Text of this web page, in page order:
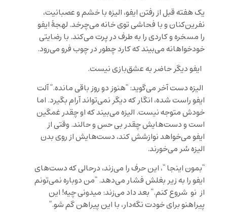
یک هفته قبل از رفتن ایفو، الیزه با خشم و عصبانیت،
نفرین‌کنان و با فحاشی توی خانه می‌چرخد. لهجۀ ایفو
را مسخره و کاردی را به طرف در پرت می‌کند. با رضایتی
خودخواهانه می‌بیند که کارد چطور در چوب فرو می‌رود.
ایفو دیگر حاضر به عشق‌بازی نیست.
الیزه دست آخر می‌گوید: “هنوز دو روز باقی مانده.” آلت
ایفو راست شده، انگار که دیگر نمی‌تواند آرام بگیرد. اما
خودش متوجه نیست. الیزه می‌بیند که او چقدر غمگین
است و دست‌هایش چقدر بی حس و حالند. وقتی از
ایفو می‌خواهد نوازشش کند، دست‌هایش از روی بدن
الیزه سُر می‌خورند.
“بمون اینجا “، این حرف را می‌زند، درحالی که دست‌های
ایفو را به زیر بغلش فشار می‌دهد. “من دوباره نمی‌تونم
از نو شروع کنم.” بعد داد می‌زند: میدونی چیه! این
پیراهنو برای خودت نگه‌دار، با این پیراهن گم شو.”